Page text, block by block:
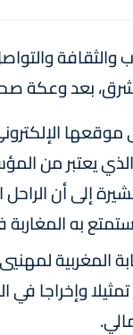
والثقافة
بعد وعكة
موقعها
يعتبر من
إلى أن
به
المغربية
وإخراجا